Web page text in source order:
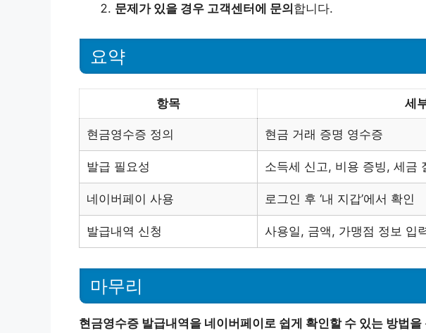
문제가 있을 경우 고객센터에 문의합니다.
요약
항목 세
현금영수증 정의 현금 거래 증명 영수증
발급 필요성 소득세 신고, 비용 증빙, 세금
네이버페이 사용 로그인 후 ‘내 지갑’에서 확인
발급내역 신청 사용일, 금액, 가맹점 정보 입
마무리
현금영수증 발급내역을 네이버페이로 쉽게 확인할 수 있는 방법